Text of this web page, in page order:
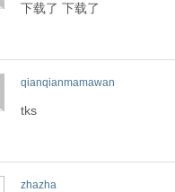
下载了 下载了
qianqianmamawan
tks
zhazha